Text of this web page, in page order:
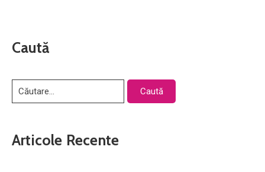
Caută
Articole Recente